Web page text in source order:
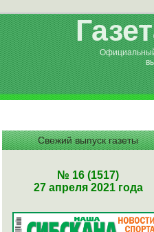
Свежий выпуск газеты
№ 16 (1517)
27 апреля 2021 года